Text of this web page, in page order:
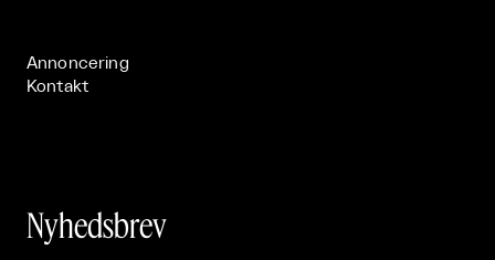
Annoncering
Kontakt
Nyhedsbrev